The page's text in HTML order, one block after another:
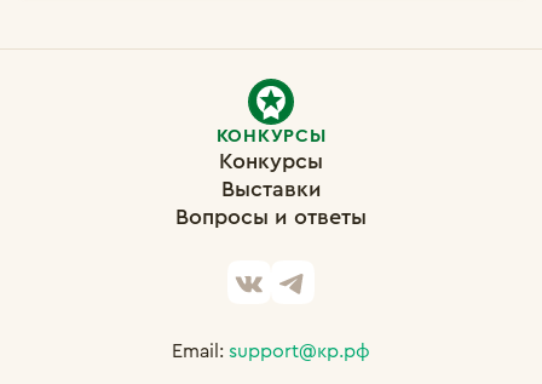
КОНКУРСЫ
Конкурсы
Выставки
Вопросы и ответы
Email: support@кр.рф